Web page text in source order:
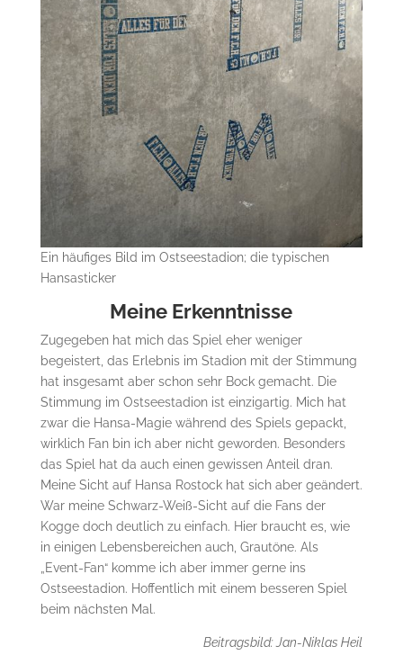
Ein häufiges Bild im Ostseestadion; die typischen
Hansasticker
Meine Erkenntnisse
Zugegeben hat mich das Spiel eher weniger
begeistert, das Erlebnis im Stadion mit der Stimmung
hat insgesamt aber schon sehr Bock gemacht. Die
Stimmung im Ostseestadion ist einzigartig. Mich hat
zwar die Hansa-Magie während des Spiels gepackt,
wirklich Fan bin ich aber nicht geworden. Besonders
das Spiel hat da auch einen gewissen Anteil dran.
Meine Sicht auf Hansa Rostock hat sich aber geändert.
War meine Schwarz-Weiß-Sicht auf die Fans der
Kogge doch deutlich zu einfach. Hier braucht es, wie
in einigen Lebensbereichen auch, Grautöne. Als
„Event-Fan“ komme ich aber immer gerne ins
Ostseestadion. Hoffentlich mit einem besseren Spiel
beim nächsten Mal.
Beitragsbild: Jan-Niklas Heil